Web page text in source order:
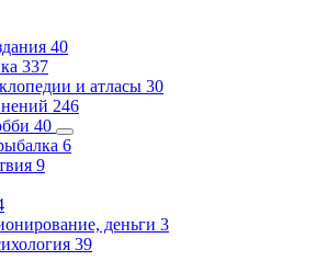
40
337
и атласы 30
246
40
6
9
деньги 3
39